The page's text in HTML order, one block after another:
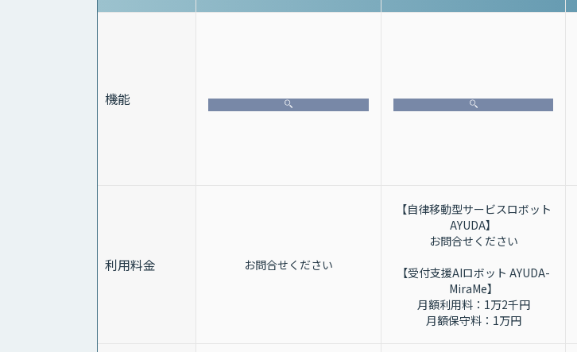
機能
利用料金 お問合せください
【自律移動型サービスロボット
AYUDA】
お問合せください
【受付支援AIロボット AYUDA-
MiraMe】
月額利用料：1万2千円
月額保守料：1万円